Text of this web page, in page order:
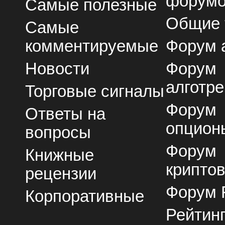
Самые полезные
Самые
комментируемые
Новости
Торговые сигналы
Ответы на
вопросы
Книжные
рецензии
Корпоративные
Общие
Форум
Форум
Форум
Форум
Форум